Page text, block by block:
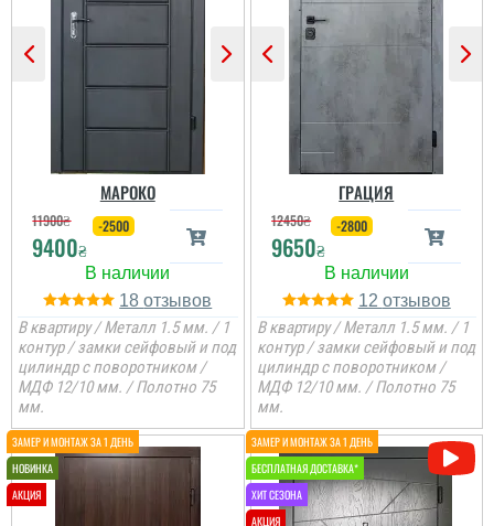
чекати не потрібно було
непогані.
Ірина
Двері дуже
сподобались, дякую за
все від заміру до
установки.
Двері недорогі та мають
два контури ущільнення,
МАРОКО
11900₴
9400₴
-2500
18
В квартиру / Металл 1.5 мм. / 1
контур / замки сейфовый и под
цилиндр с поворотником /
МДФ 12/10 мм. / Полотно 75
мм.
ГРАЦИЯ
12450₴
9650₴
-2800
12
В квартиру / Металл 1.5 мм. / 1
контур / замки сейфовый и под
цилиндр с поворотником /
МДФ 12/10 мм. / Полотно 75
мм.